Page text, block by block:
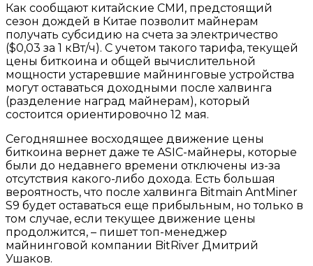
Как сообщают китайские СМИ, предстоящий
сезон дождей в Китае позволит майнерам
получать субсидию на счета за электричество
($0,03 за 1 кВт/ч). С учетом такого тарифа, текущей
цены биткоина и общей вычислительной
мощности устаревшие майнинговые устройства
могут оставаться доходными после халвинга
(разделение наград майнерам), который
состоится ориентировочно 12 мая.
Сегодняшнее восходящее движение цены
биткоина вернет даже те ASIC-майнеры, которые
были до недавнего времени отключены из-за
отсутствия какого-либо дохода. Есть большая
вероятность, что после халвинга Bitmain AntMiner
S9 будет оставаться еще прибыльным, но только в
том случае, если текущее движение цены
продолжится, – пишет топ-менеджер
майнинговой компании BitRiver Дмитрий
Ушаков.